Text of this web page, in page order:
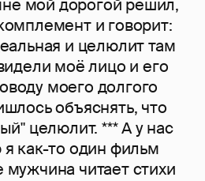
мой дорогой решил,
и говорит:
и целюлит там
моё лицо и его
моего долгого
объяснять, что
целюлит. *** А у нас
как-то один фильм
читает стихи